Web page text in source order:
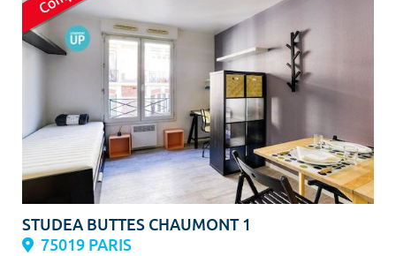
STUDEA BUTTES CHAUMONT 1
75019 PARIS